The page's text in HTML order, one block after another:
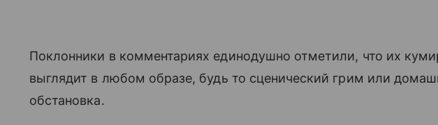
Поклонники в комментариях единодушно отметили, что их
выглядит в любом образе, будь то сценический грим или
обстановка.